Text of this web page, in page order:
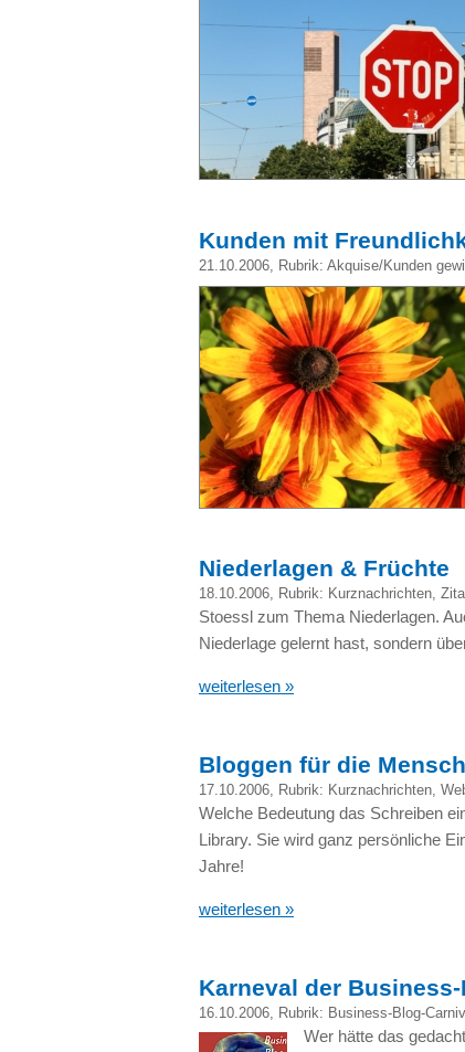
Kunden mit
21.10.2006 , Rubrik: Akquise/Kunden
Niederlagen & Früchte
18.10.2006, Rubrik: Kurznachrichten,
Stoessl zum Thema Niederlagen.
Niederlage gelernt hast, sondern
weiterlesen »
Bloggen für die
17.10.2006, Rubrik: Kurznachrichten,
Welche Bedeutung das Schreiben
Library. Sie wird ganz persönliche
Jahre!
weiterlesen »
Karneval der
16.10.2006, Rubrik: Business-Blog-
Wer hätte das